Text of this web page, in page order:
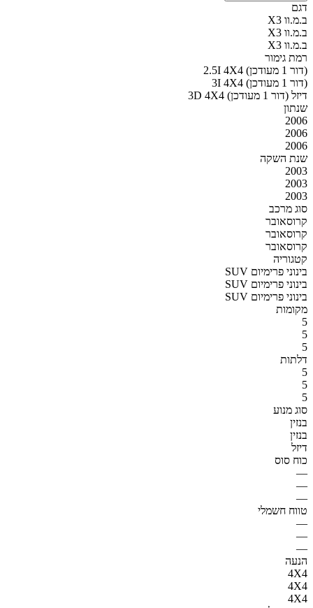
דגם
ב.מ.וו X3
ב.מ.וו X3
ב.מ.וו X3
רמת גימור
2.5I 4X4 (דור 1 מעודכן)
3I 4X4 (דור 1 מעודכן)
3D 4X4 דיזל (דור 1 מעודכן)
שנתון
2006
2006
2006
שנת השקה
2003
2003
2003
סוג מרכב
קרוסאובר
קרוסאובר
קרוסאובר
קטגוריה
SUV בינוני פרימיום
SUV בינוני פרימיום
SUV בינוני פרימיום
מקומות
5
5
5
דלתות
5
5
5
סוג מנוע
בנזין
בנזין
דיזל
כוח סוס
—
—
—
טווח חשמלי
—
—
—
הנעה
4X4
4X4
4X4